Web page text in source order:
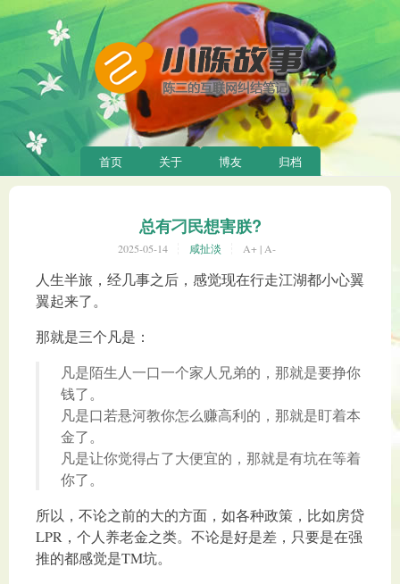
首页 关于 博友 归档
总有刁民想害朕?
2025-05-14 咸扯淡 A+ |A-
人生半旅，经几事之后，感觉现在行走江湖都小心翼
翼起来了。
那就是三个凡是：
凡是陌生人一口一个家人兄弟的，那就是要挣你
钱了。
凡是口若悬河教你怎么赚高利的，那就是盯着本
金了。
凡是让你觉得占了大便宜的，那就是有坑在等着
你了。
所以，不论之前的大的方面，如各种政策，比如房贷
LPR，个人养老金之类。不论是好是差，只要是在强
推的都感觉是TM坑。